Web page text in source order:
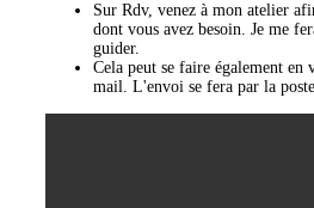
Sur Rdv, venez à mon atelier
dont vous avez besoin. Je me
guider.
Cela peut se faire également en
mail. L'envoi se fera par la